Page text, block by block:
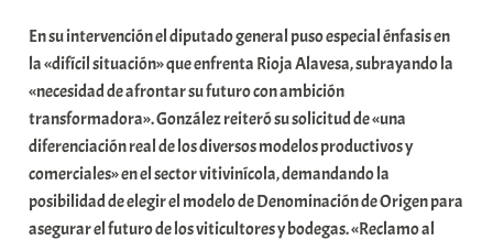
o
m
u
n
i
t
a
En su intervención el diputado general puso especial énfasis en
la «difícil situación» que enfrenta Rioja Alavesa, subrayando la
«necesidad de afrontar su futuro con ambición
transformadora». González reiteró su solicitud de «una
diferenciación real de los diversos modelos productivos y
comerciales» en el sector vitivinícola, demandando la
posibilidad de elegir el modelo de Denominación de Origen para
asegurar el futuro de los viticultores y bodegas. «Reclamo al